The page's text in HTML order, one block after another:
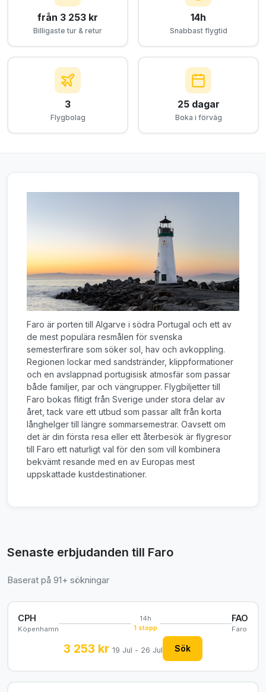
från 3 253 kr
Billigaste tur & retur
14h
Snabbast flygtid
3
Flygbolag
25 dagar
Boka i förväg
Faro är porten till Algarve i södra Portugal och ett av
de mest populära resmålen för svenska
semesterfirare som söker sol, hav och avkoppling.
Regionen lockar med sandstränder, klippformationer
och en avslappnad portugisisk atmosfär som passar
både familjer, par och vängrupper. Flygbiljetter till
Faro bokas flitigt från Sverige under stora delar av
året, tack vare ett utbud som passar allt från korta
långhelger till längre sommarsemestrar. Oavsett om
det är din första resa eller ett återbesök är flygresor
till Faro ett naturligt val för den som vill kombinera
bekvämt resande med en av Europas mest
uppskattade kustdestinationer.
Senaste erbjudanden till Faro
Baserat på 91+ sökningar
CPH
Köpenhamn
14h
1 stopp
FAO
Faro
3 253 kr 19 Jul - 26 Jul Sök